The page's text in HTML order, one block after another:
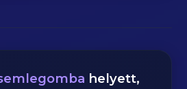
helyett,